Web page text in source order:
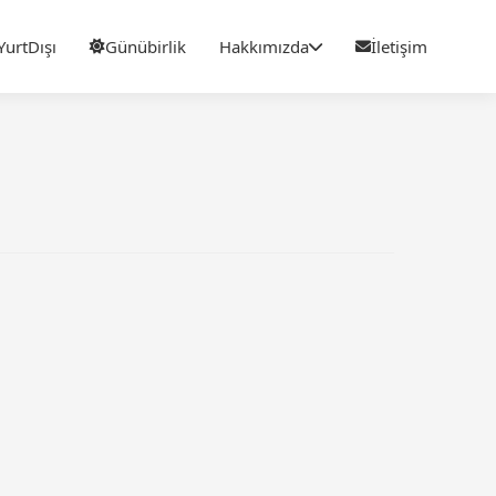
Günübirlik Hakkımızda İletişim